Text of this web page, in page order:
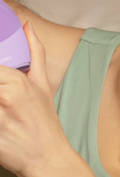
Perfil de usuario
Mis dispositivos
Mis pedidos
Mis direcciones
Mis suscripciones
Español
Português
Русский
繁體中文